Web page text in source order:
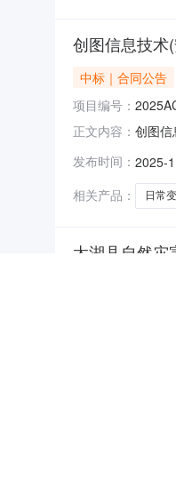
创图信息技术
中标｜合同公告
项目编号：
正文内容： 创图信
调查
发布时间： 2025-
相关产品：
日常
太湖县自然灾